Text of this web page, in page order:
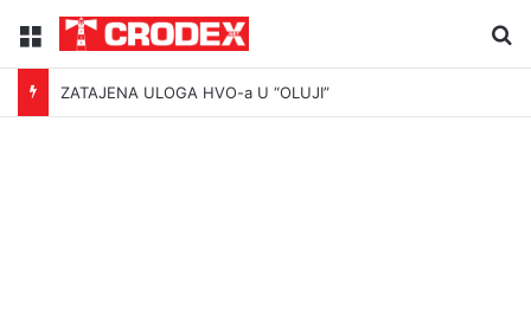
Menu
ZATAJENA ULOGA HVO-a U “OLUJI”